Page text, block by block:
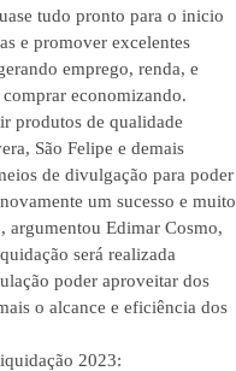
tudo pronto para o inicio
e promover excelentes
emprego, renda, e
economizando.
produtos de qualidade
São Felipe e demais
de divulgação para poder
um sucesso e muito
argumentou Edimar Cosmo,
será realizada
poder aproveitar dos
o alcance e eficiência dos
2023: